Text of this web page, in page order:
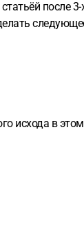
после
исхода в